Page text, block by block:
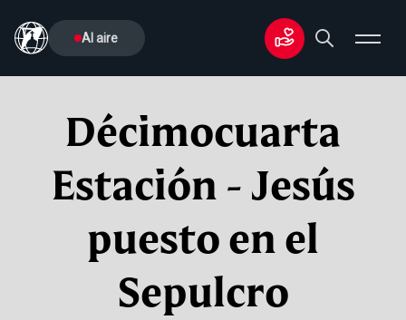
Al aire
Décimocuarta
Estación - Jesús
puesto en el
Sepulcro